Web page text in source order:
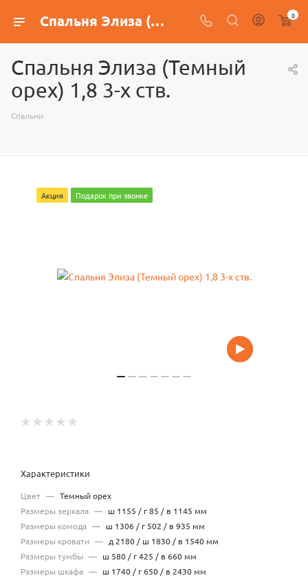
Спальня Элиза (Темный орех) 1,8 3-х ств. 0
Спальня Элиза (Темный
орех) 1,8 3-х ств.
Спальни
Акция Подарок при звонке
Характеристики
Цвет — Темный орех
Размеры зеркала — ш 1155 / г 85 / в 1145 мм
Размеры комода — ш 1306 / г 502 / в 935 мм
Размеры кровати — д 2180 / ш 1830 / в 1540 мм
Размеры тумбы — ш 580 / г 425 / в 660 мм
Размеры шкафа — ш 1740 / г 650 / в 2430 мм